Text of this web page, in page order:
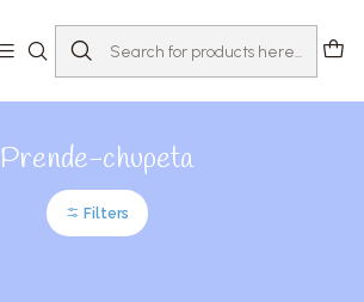
Acessórios Prende-chupeta
Prende-chupeta
Filters